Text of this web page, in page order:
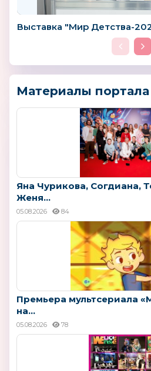
Выставка "Мир Детства-
Материалы портала
Яна Чурикова, Согдиана,
Женя...
05.08.2026 84
Премьера мультсериала
на...
05.08.2026 78